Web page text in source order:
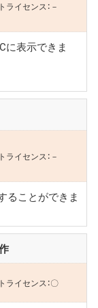
－
に表示できま
－
ることができま
〇